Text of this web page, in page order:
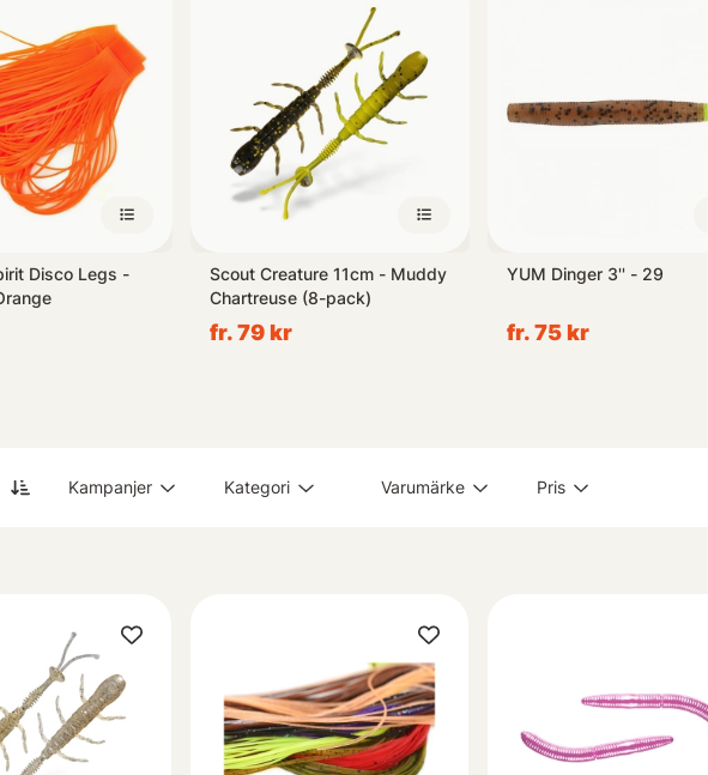
föredrar traditionella metoder eller vill experimentera med nya tekniker kommer vår
dig de verktygen du behöver för en lyckad dag vid vattnet. Upptäck den spännande
till nästa nivå!
Disco Legs -
Scout Creature 11cm - Muddy
Chartreuse (8-pack)
fr. 79 kr
YUM Dinger 3'' - 29
fr. 75 kr
Kampanjer Kategori Varumärke Pris